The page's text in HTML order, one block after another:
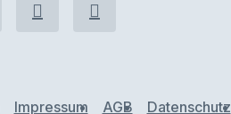
Impressum AGB Datenschutz